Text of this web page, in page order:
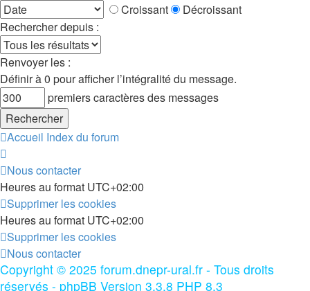
Croissant
Décroissant
Rechercher depuis :
Renvoyer les :
Définir à 0 pour afficher l’intégralité du message.
premiers caractères des messages
Accueil Index du forum
Nous contacter
Heures au format UTC+02:00
Supprimer les cookies
Heures au format UTC+02:00
Supprimer les cookies
Nous contacter
Copyright © 2025 forum.dnepr-ural.fr - Tous droits
réservés - phpBB Version 3.3.8 PHP 8.3